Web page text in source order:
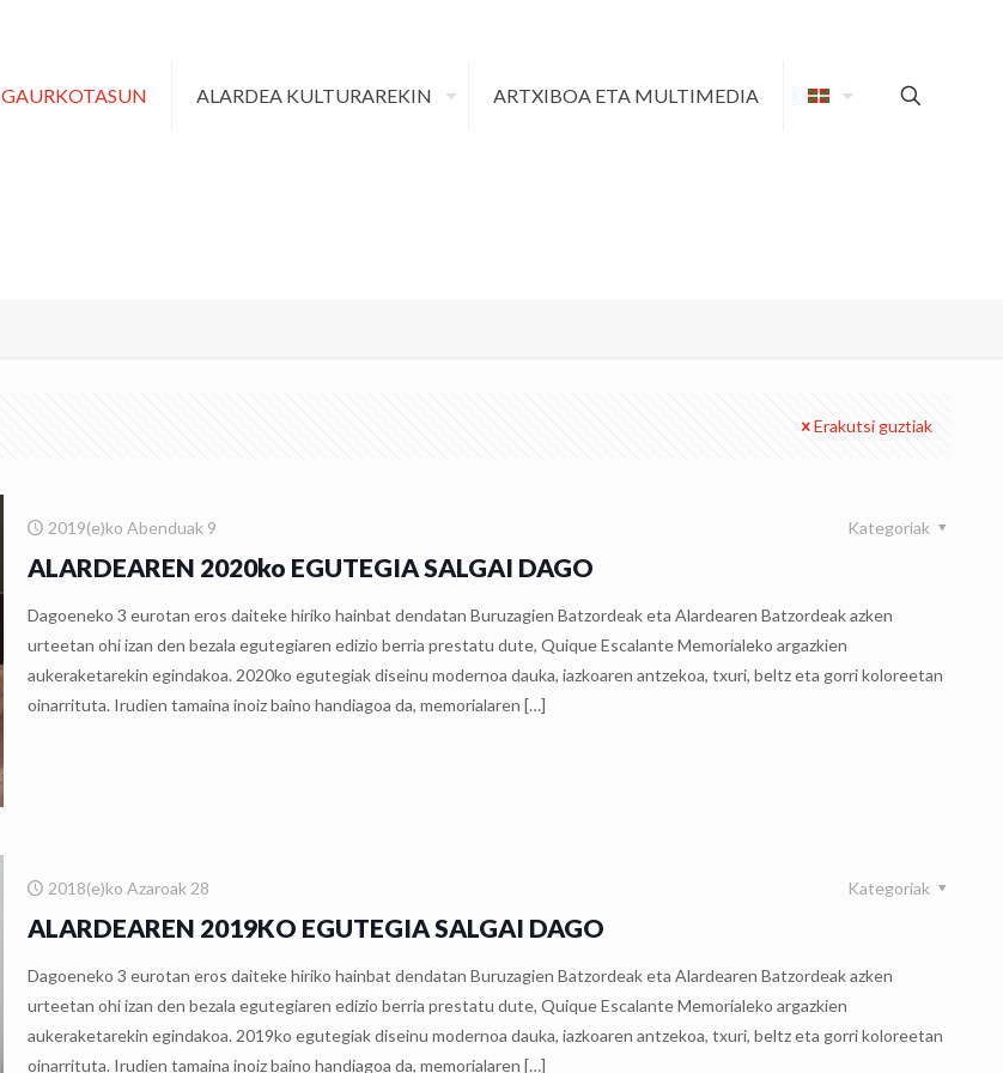
GAURKOTASUN ALARDEA KULTURAREKIN ARTXIBOA ETA MULTIMEDIA
Erakutsi guztiak
2019(e)ko Abenduak 9 Kategoriak
ALARDEAREN 2020ko EGUTEGIA SALGAI DAGO
Dagoeneko 3 eurotan eros daiteke hiriko hainbat dendatan Buruzagien Batzordeak eta Alardearen Batzordeak azken
urteetan ohi izan den bezala egutegiaren edizio berria prestatu dute, Quique Escalante Memorialeko argazkien
aukeraketarekin egindakoa. 2020ko egutegiak diseinu modernoa dauka, iazkoaren antzekoa, txuri, beltz eta gorri koloreetan
oinarrituta. Irudien tamaina inoiz baino handiagoa da, memorialaren […]
2018(e)ko Azaroak 28 Kategoriak
ALARDEAREN 2019KO EGUTEGIA SALGAI DAGO
Dagoeneko 3 eurotan eros daiteke hiriko hainbat dendatan Buruzagien Batzordeak eta Alardearen Batzordeak azken
urteetan ohi izan den bezala egutegiaren edizio berria prestatu dute, Quique Escalante Memorialeko argazkien
aukeraketarekin egindakoa. 2019ko egutegiak diseinu modernoa dauka, iazkoaren antzekoa, txuri, beltz eta gorri koloreetan
oinarrituta. Irudien tamaina inoiz baino handiagoa da, memorialaren […]